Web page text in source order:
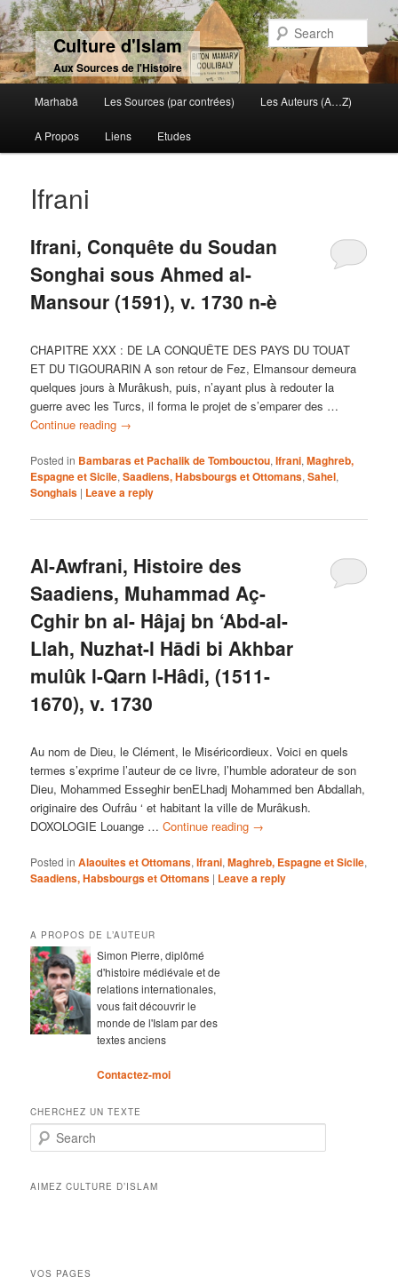
Culture d'Islam
Aux Sources de l'Histoire
Skip to primary content
Skip to secondary content
Marhabâ Les Sources (par contrées) Les Auteurs (A…Z)
A Propos Liens Etudes
Ifrani
Ifrani, Conquête du Soudan
Songhai sous Ahmed al-
Mansour (1591), v. 1730 n-è
CHAPITRE XXX : DE LA CONQUÊTE DES PAYS DU TOUAT
ET DU TIGOURARIN A son retour de Fez, Elmansour demeura
quelques jours à Murâkush, puis, n’ayant plus à redouter la
guerre avec les Turcs, il forma le projet de s’emparer des …
Continue reading →
Posted in Bambaras et Pachalik de Tombouctou,Ifrani,Maghreb,
Espagne et Sicile,Saadiens, Habsbourgs et Ottomans,Sahel,
Songhais | Leave a reply
Al-Awfrani, Histoire des
Saadiens, Muhammad Aç-
Cghir bn al- Hâjaj bn ‘Abd-al-
Llah, Nuzhat-l Hādi bi Akhbar
mulûk l-Qarn l-Hâdi, (1511-
1670), v. 1730
Au nom de Dieu, le Clément, le Miséricordieux. Voici en quels
termes s’exprime l’auteur de ce livre, l’humble adorateur de son
Dieu, Mohammed Esseghir benELhadj Mohammed ben Abdallah,
originaire des Oufrâu ‘ et habitant la ville de Murâkush.
DOXOLOGIE Louange …Continue reading →
Posted in Alaouites et Ottomans,Ifrani,Maghreb, Espagne et Sicile,
Saadiens, Habsbourgs et Ottomans | Leave a reply
A PROPOS DE L’AUTEUR
Simon Pierre, diplômé
d'histoire médiévale et de
relations internationales,
vous fait découvrir le
monde de l'Islam par des
textes anciens
Contactez-moi
CHERCHEZ UN TEXTE
Search
AIMEZ CULTURE D’ISLAM
VOS PAGES